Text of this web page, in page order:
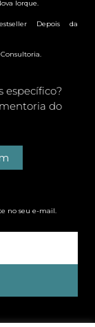
Iorque.
Depois da
específico?
do
no seu e-mail.